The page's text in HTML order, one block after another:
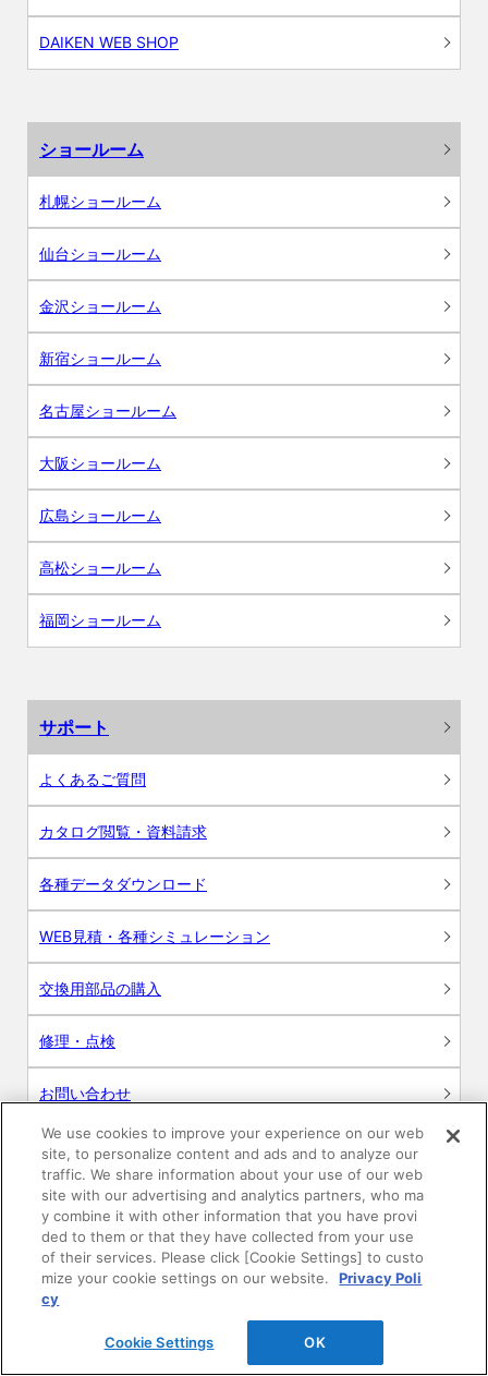
DAIKEN WEB SHOP
ショールーム
札幌ショールーム
仙台ショールーム
金沢ショールーム
新宿ショールーム
名古屋ショールーム
大阪ショールーム
広島ショールーム
高松ショールーム
福岡ショールーム
サポート
よくあるご質問
カタログ閲覧・資料請求
各種データダウンロード
WEB見積・各種シミュレーション
交換用部品の購入
修理・点検
お問い合わせ
ログイン
建築・設計関係者様向けサイト
ユーザー登録サービス
WEB見積システム
収納プランニングソフト
We use cookies to improve your experience on our web
site, to personalize content and ads and to analyze our
traffic. We share information about your use of our web
site with our advertising and analytics partners, who ma
y combine it with other information that you have provi
ded to them or that they have collected from your use
of their services. Please click [Cookie Settings] to custo
mize your cookie settings on our website.
Privacy Poli
cy
Cookie Settings OK